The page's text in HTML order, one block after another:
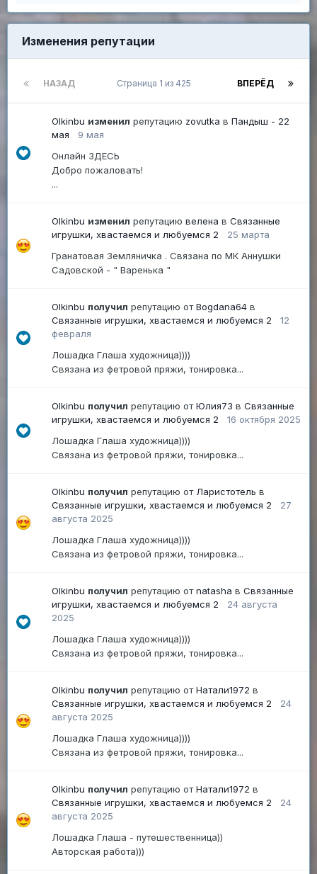
Изменения репутации
НАЗАД ВПЕРЁД
Страница 1 из 425
Olkinbu изменил репутацию zovutka в Пандыш - 22
мая
9 мая
Онлайн ЗДЕСЬ
Добро пожаловать!
...
Olkinbu изменил репутацию велена в Связанные
игрушки, хвастаемся и любуемся 2
25 марта
Гранатовая Земляничка . Связана по МК Аннушки
Садовской - " Варенька "
Olkinbu получил репутацию отBogdana64 в
Связанные игрушки, хвастаемся и любуемся 2
12
февраля
Лошадка Глаша художница))))
Связана из фетровой пряжи, тонировка...
Olkinbu получил репутацию отЮлия73 в Связанные
игрушки, хвастаемся и любуемся 2
16 октября 2025
Лошадка Глаша художница))))
Связана из фетровой пряжи, тонировка...
Olkinbu получил репутацию от Ларистотель в
Связанные игрушки, хвастаемся и любуемся 2
27
августа 2025
Лошадка Глаша художница))))
Связана из фетровой пряжи, тонировка...
Olkinbu получил репутацию отnatasha в Связанные
игрушки, хвастаемся и любуемся 2
24 августа
2025
Лошадка Глаша художница))))
Связана из фетровой пряжи, тонировка...
Olkinbu получил репутацию отНатали1972 в
Связанные игрушки, хвастаемся и любуемся 2
24
августа 2025
Лошадка Глаша художница))))
Связана из фетровой пряжи, тонировка...
Olkinbu получил репутацию отНатали1972 в
Связанные игрушки, хвастаемся и любуемся 2
24
августа 2025
Лошадка Глаша - путешественница))
Авторская работа)))